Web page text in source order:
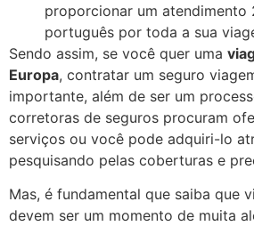
proporcionar um atendimento
português por toda a sua
Sendo assim, se você quer uma
Europa, contratar um seguro
importante, além de ser um
corretoras de seguros procuram
serviços ou você pode adquiri-lo
pesquisando pelas coberturas e
Mas, é fundamental que saiba que
devem ser um momento de muita